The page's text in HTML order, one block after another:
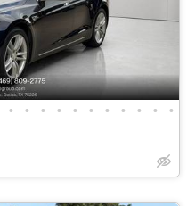
• • • • • • • • • • •